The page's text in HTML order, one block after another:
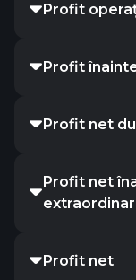
Profit
Profit
Profit net
Profit net
Profit net